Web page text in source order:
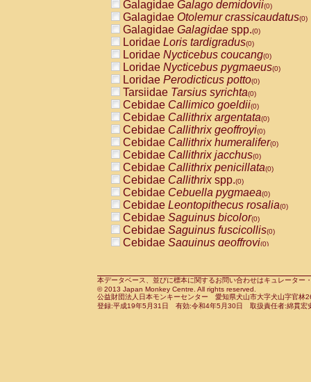
AtelidaeAteles geoffroyi(0)
AtelidaeAteles paniscus(0)
AtelidaeAtelesspp.(0)
Atelidae Lagothrix lagothricha
AtelidaeLagothrix lagothricha cana
PitheciidaeCacajao calvus
PitheciidaeCallicebus cupreus
PitheciidaeCallicebus donacophilus
PitheciidaeCallicebus moloch
PitheciidaeCallicebus torquatus
PitheciidaeCallicebusspp.(0)
PitheciidaeChiropotes satanas(0)
PitheciidaePithecia monachus
PitheciidaePithecia pithecia(0)
CercopithecidaeCercocebus agilis
CercopithecidaeCercocebus
CercopithecidaeCercocebus
CercopithecidaeCercocebus
CercopithecidaeCercocebus
CercopithecidaeCercocebushybrid
CercopithecidaePapio anubis(0)
CercopithecidaePapio cynocephalus
CercopithecidaePapio hamadryas(0)
Galagidae Galago demidovii(0)
Galagidae Otolemur crassicaudatus(0)
Galagidae Galagidae spp.(0)
Loridae Loris tardigradus(0)
Loridae Nycticebus coucang(0)
Loridae Nycticebus pygmaeus(0)
Loridae Perodicticus potto(0)
Tarsiidae Tarsius syrichta(0)
Cebidae Callimico goeldii(0)
Cebidae Callithrix argentata(0)
Cebidae Callithrix geoffroyi(0)
Cebidae Callithrix humeralifer(0)
Cebidae Callithrix jacchus(0)
Cebidae Callithrix penicillata(0)
Cebidae Callithrixspp.(0)
Cebidae Cebuella pygmaea(0)
Cebidae Leontopithecus rosalia(0)
Cebidae Saguinus bicolor(0)
Cebidae Saguinus fuscicollis(0)
Cebidae Saguinus geoffroyi(0)
CebidaeSaguinus leucopus(0)
CebidaeSaguinus midas(0)
Cebidae Saguinus mystax(0)
本データベース、並びに標本に関するお問い合わせはキュレータ
© 2013 Japan Monkey Centre. All rights reserved.
公益財団法人日本モンキーセンター 愛知県犬山市大字犬山字官
登録:平成19年5月31日 有効:令和4年5月30日 取扱責任者:綿貫宏